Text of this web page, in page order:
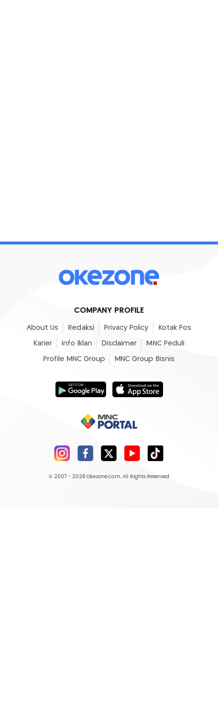
COMPANY PROFILE
About Us Redaksi Privacy Policy Kotak Pos
Karier Info Iklan Disclaimer MNC Peduli
Profile MNC Group MNC Group Bisnis
© 2007 - 2026 Okezone.com, All Rights Reserved